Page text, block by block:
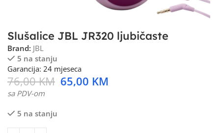
Slušalice JBL JR320 ljubičaste
Brand: JBL
5 na stanju
Garancija: 24 mjeseca
76,00KM 65,00 KM
sa PDV-om
5 na stanju